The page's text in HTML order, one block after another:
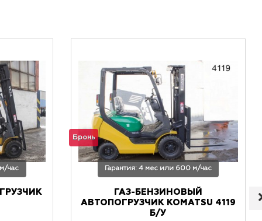
час
Бронь
Гарантия: 4 мес или 600 м/час
ГАЗ-БЕНЗИНОВЫЙ
АВТОПОГРУЗЧИК KOMATSU 4119
Б/У